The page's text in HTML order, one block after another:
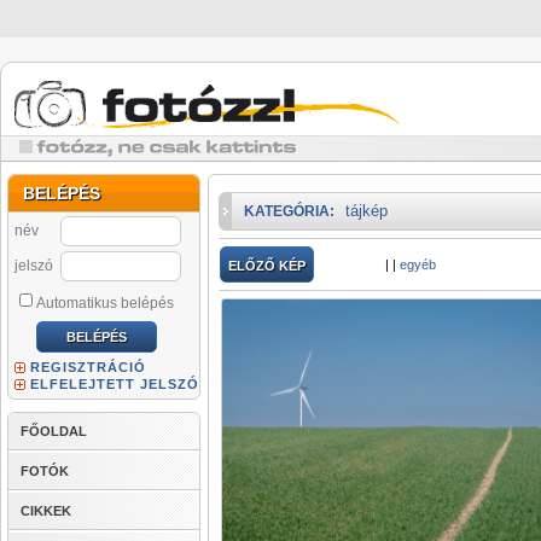
BELÉPÉS
név
jelszó
Automatikus belépés
REGISZTRÁCIÓ
ELFELEJTETT JELSZÓ
FŐOLDAL
FOTÓK
CIKKEK
KATEGÓRIA: tájkép
ELŐZŐ KÉP | | egyéb